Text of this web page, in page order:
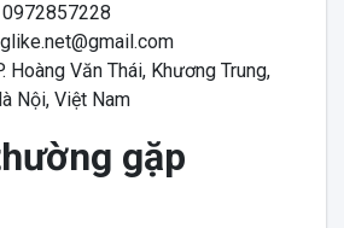
Hoàng Văn Thái, Khương Trung,
Nội, Việt Nam
gặp